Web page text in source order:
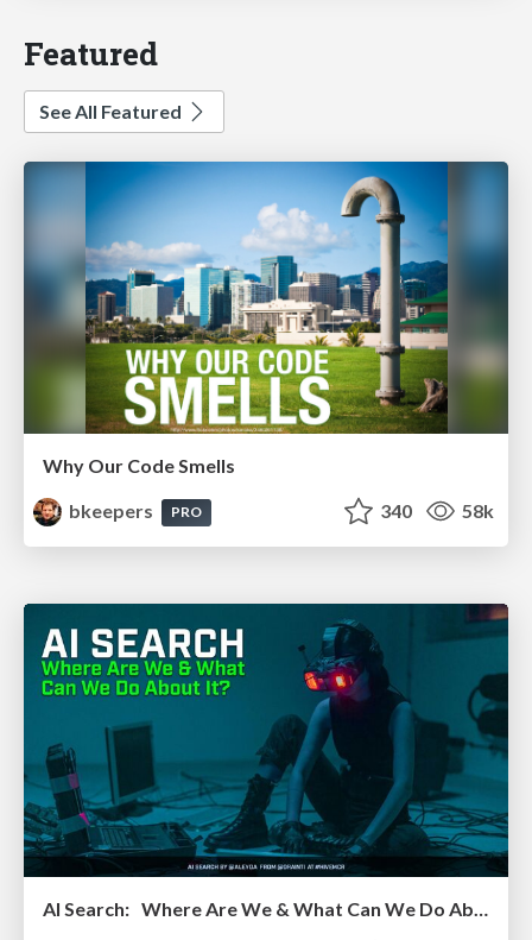
Featured
See All Featured
Why Our Code Smells
bkeepers
PRO 340 58k
AI Search: Where Are We & What Can We Do About It?